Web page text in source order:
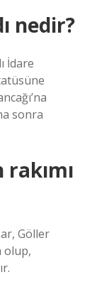
nedir?
İdare
sonra
rakımı
Göller
olup,